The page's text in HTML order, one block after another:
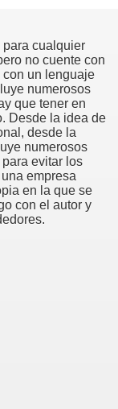
para cualquier
no cuente con
con un lenguaje
numerosos
que tener en
Desde la idea de
desde la
numerosos
evitar los
empresa
en la que se
con el autor y